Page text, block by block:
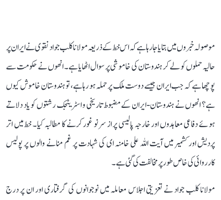
موصولہ خبروں میں بتایا جا رہا ہے کہ اس خط کے ذریعہ مولانا کلب جواد نقوی نے ایران پر
حالیہ حملوں کو لے کر ہندوستان کی خاموشی پر سوال اٹھایا ہے۔ انھوں نے حکومت سے
پوچھا ہے کہ جب ایران جیسے دوست ملک پر حملہ ہو رہا ہے، تو ہندوستان خاموش کیوں
ہے؟ انھوں نے ہندوستان-ایران کے مضبوط تاریخی و اسٹریٹجک رشتوں کو یاد دلاتے
ہوئے دفاعی معاہدوں اور خارجہ پالیسی پر از سر نو غور کرنے کا مطالبہ کیا۔ خط میں اتر
پردیش اور کشمیر میں آیت اللہ علی خامنہ ای کی شہادت پر غم منانے والوں پر پولیس
کارروائی کی خاص طور پر مخالفت کی گئی ہے۔
مولانا کلب جواد نے تعزیتی اجلاس معاملہ میں نوجوانوں کی گرفتاری اور ان پر درج